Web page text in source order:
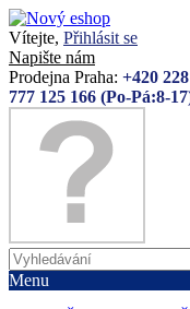
Vítejte, Přihlásit se
Napište nám
Prodejna Praha: +420
777 125 166 (Po-Pá:8-
Menu